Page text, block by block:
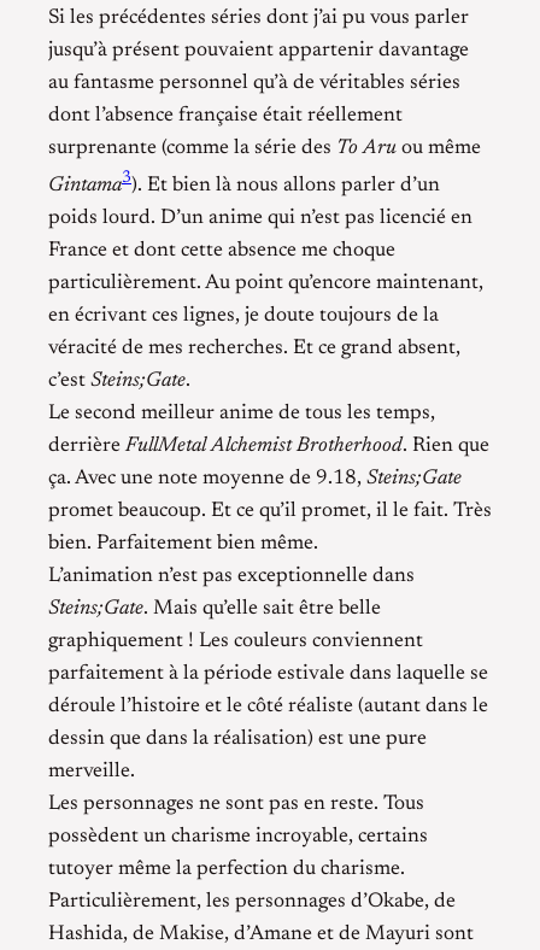
Si les précédentes séries dont j’ai pu vous parler
jusqu’à présent pouvaient appartenir davantage
au fantasme personnel qu’à de véritables séries
dont l’absence française était réellement
surprenante (comme la série des To Aru ou même
Gintama3). Et bien là nous allons parler d’un
poids lourd. D’un anime qui n’est pas licencié en
France et dont cette absence me choque
particulièrement. Au point qu’encore maintenant,
en écrivant ces lignes, je doute toujours de la
véracité de mes recherches. Et ce grand absent,
c’est Steins;Gate.
Le second meilleur anime de tous les temps,
derrière FullMetal Alchemist Brotherhood. Rien que
ça. Avec une note moyenne de 9.18, Steins;Gate
promet beaucoup. Et ce qu’il promet, il le fait. Très
bien. Parfaitement bien même.
L’animation n’est pas exceptionnelle dans
Steins;Gate. Mais qu’elle sait être belle
graphiquement ! Les couleurs conviennent
parfaitement à la période estivale dans laquelle se
déroule l’histoire et le côté réaliste (autant dans le
dessin que dans la réalisation) est une pure
merveille.
Les personnages ne sont pas en reste. Tous
possèdent un charisme incroyable, certains
tutoyer même la perfection du charisme.
Particulièrement, les personnages d’Okabe, de
Hashida, de Makise, d’Amane et de Mayuri sont